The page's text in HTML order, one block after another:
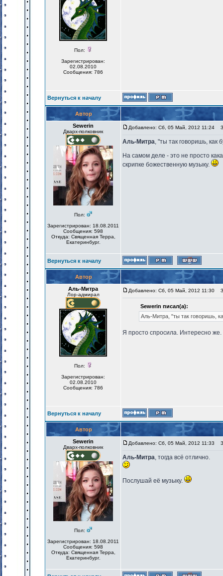
Пол:
Зарегистрирован:
02.08.2010
Сообщения: 786
Вернуться к началу
Автор
Sewerin
Дварх-полковник
Пол:
Зарегистрирован: 18.08.2011
Сообщения: 598
Откуда: Священная Терра,
Екатеринбург.
Добавлено: Сб, 05 Май, 2012 11:24
Аль-Митра, "ты так говоришь, как
На самом деле - это не просто
скрипке божественную музыку.
Вернуться к началу
Автор
Аль-Митра
Лор-адмирал
Пол:
Зарегистрирован:
02.08.2010
Сообщения: 786
Добавлено: Сб, 05 Май, 2012 11:30
Sewerin писал(а):
Аль-Митра, "ты так говоришь,
Я просто спросила. Интересно же.
Вернуться к началу
Автор
Sewerin
Дварх-полковник
Пол:
Зарегистрирован: 18.08.2011
Сообщения: 598
Откуда: Священная Терра,
Екатеринбург.
Добавлено: Сб, 05 Май, 2012 11:33
Аль-Митра, тогда всё отлично.
Послушай её музыку.